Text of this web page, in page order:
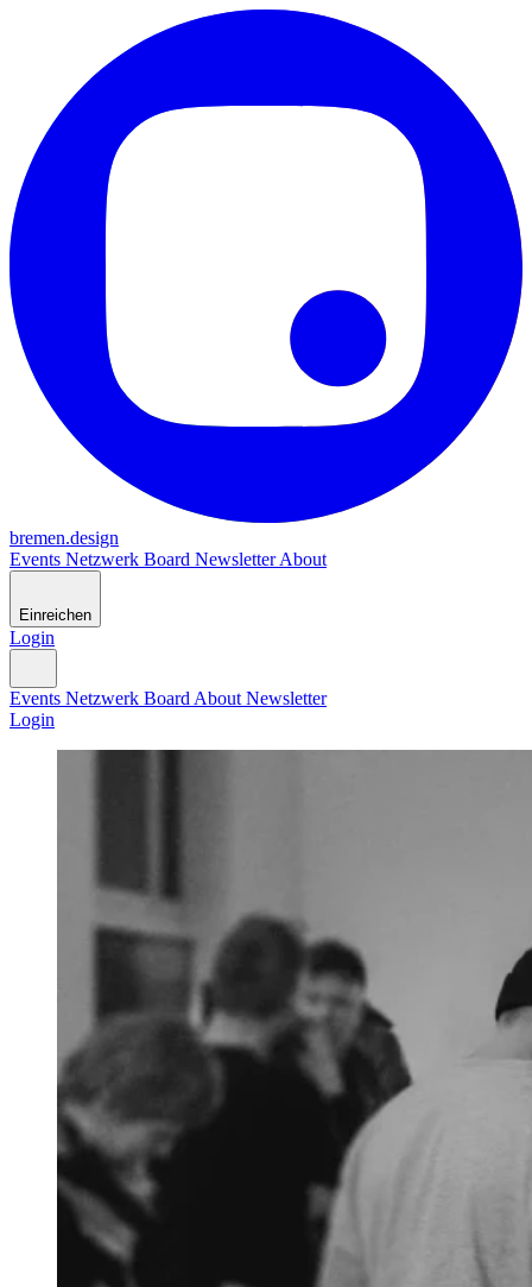
bremen.design
Events Netzwerk Board NewsletterAbout
Einreichen
Login
Events Netzwerk Board About Newsletter
Login